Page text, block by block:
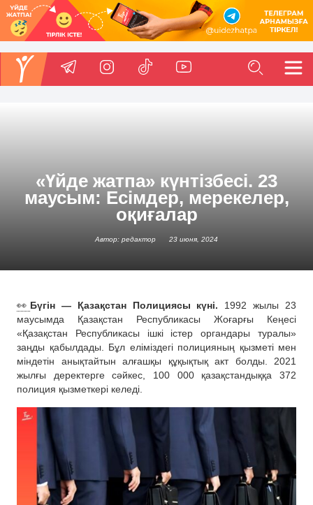
«Үйде жатпа» күнтізбесі. 23
маусым: Есімдер, мерекелер,
оқиғалар
Автор: редактор 23 июня, 2024
👀 Бүгін — Қазақстан Полициясы күні. 1992 жылы 23
маусымда Қазақстан Республикасы Жоғарғы Кеңесі
«Қазақстан Республикасы ішкі істер органдары туралы»
заңды қабылдады. Бұл еліміздегі полицияның қызметі мен
міндетін анықтайтын алғашқы құқықтық акт болды. 2021
жылғы деректерге сәйкес, 100 000 қазақстандыққа 372
полиция қызметкері келеді.